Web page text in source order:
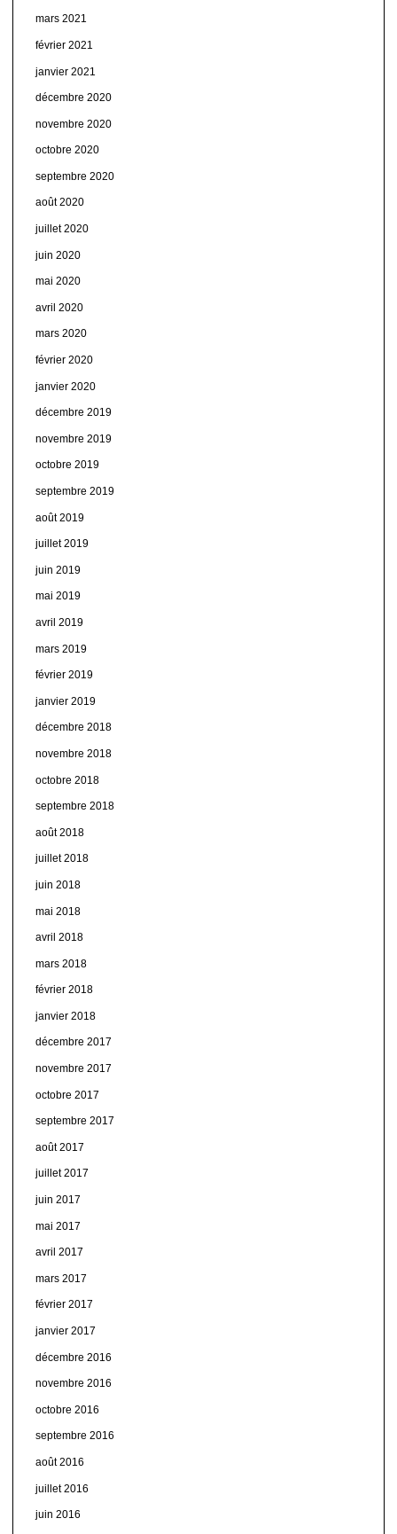
mars 2021
février 2021
janvier 2021
décembre 2020
novembre 2020
octobre 2020
septembre 2020
août 2020
juillet 2020
juin 2020
mai 2020
avril 2020
mars 2020
février 2020
janvier 2020
décembre 2019
novembre 2019
octobre 2019
septembre 2019
août 2019
juillet 2019
juin 2019
mai 2019
avril 2019
mars 2019
février 2019
janvier 2019
décembre 2018
novembre 2018
octobre 2018
septembre 2018
août 2018
juillet 2018
juin 2018
mai 2018
avril 2018
mars 2018
février 2018
janvier 2018
décembre 2017
novembre 2017
octobre 2017
septembre 2017
août 2017
juillet 2017
juin 2017
mai 2017
avril 2017
mars 2017
février 2017
janvier 2017
décembre 2016
novembre 2016
octobre 2016
septembre 2016
août 2016
juillet 2016
juin 2016